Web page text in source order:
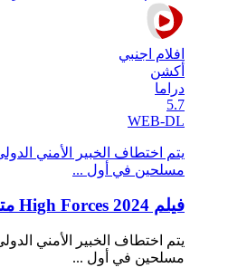
افلام اجنبي
أكشن
دراما
5.7
WEB-DL
يتم اختطاف الخبير الأمني
مسلحين في أول ...
فيلم High Forces 2024 مترجم HD
يتم اختطاف الخبير الأمني
مسلحين في أول ...